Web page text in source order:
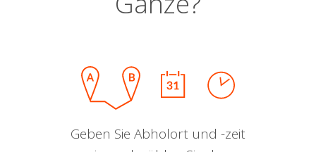
Geben Sie Abholort und -zeit